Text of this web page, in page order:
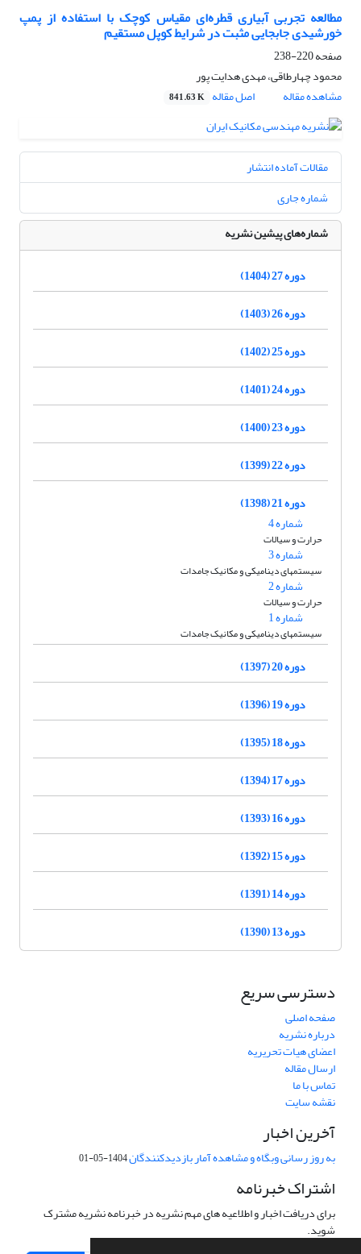
مطالعه تجربی آبیاری قطره‌ای مقیاس کوچک با استفاده از پمپ
خورشیدی جابجایی مثبت در شرایط کوپل مستقیم
صفحه220-238
محمود چهارطاقی، مهدی هدایت پور
مشاهده مقاله
اصل مقاله 841.63 K
مقالات آماده انتشار
شماره جاری
شماره‌های پیشین نشریه
دوره 27 (1404)
دوره 26 (1403)
دوره 25 (1402)
دوره 24 (1401)
دوره 23 (1400)
دوره 22 (1399)
دوره 21 (1398)
شماره 4
حرارت و سیالات
شماره 3
سیستمهای دینامیکی و مکانیک جامدات
شماره 2
حرارت و سیالات
شماره 1
سیستمهای دینامیکی و مکانیک جامدات
دوره 20 (1397)
دوره 19 (1396)
دوره 18 (1395)
دوره 17 (1394)
دوره 16 (1393)
دوره 15 (1392)
دوره 14 (1391)
دوره 13 (1390)
دسترسی سریع
صفحه اصلی
درباره نشریه
اعضای هیات تحریریه
ارسال مقاله
تماس با ما
نقشه سایت
آخرین اخبار
به روز رسانی وبگاه و مشاهده آمار بازدیدکنندگان1404-05-01
اشتراک خبرنامه
برای دریافت اخبار و اطلاعیه های مهم نشریه در خبرنامه نشریه مشترک
شوید.